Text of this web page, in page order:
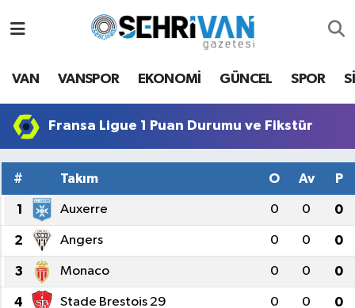
VAN VANSPOR EKONOMİ GÜNCEL SPOR
Fransa Ligue 1 Puan Durumu ve Fikstür
# Takım O Av P
1 Auxerre 0 0 0
2 Angers 0 0 0
3 Monaco 0 0 0
4 Stade Brestois 29 0 0 0
Van Hava Durumu
Van Trafik Yoğunluk Haritası
Süper Lig Puan Durumu ve Fikstür
Tüm Manşetler
Son Dakika Haberleri